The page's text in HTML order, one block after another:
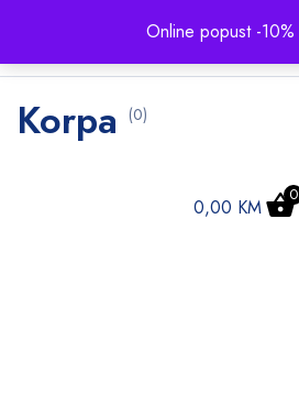
Online popust -10%
Korpa (0)
0,00 KM
0